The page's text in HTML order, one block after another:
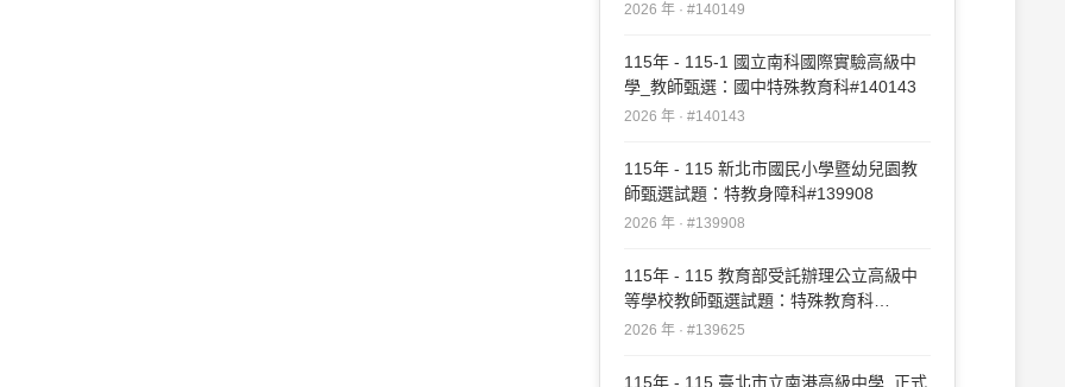
2026 年 · #140149
115年 - 115-1 國立南科國際實驗高級中
學_教師甄選：國中特殊教育科#140143
2026 年 · #140143
115年 - 115 新北市國民小學暨幼兒園教
師甄選試題：特教身障科#139908
2026 年 · #139908
115年 - 115 教育部受託辦理公立高級中
等學校教師甄選試題：特殊教育科
#139625
2026 年 · #139625
115年 - 115 臺北市立南港高級中學_正式